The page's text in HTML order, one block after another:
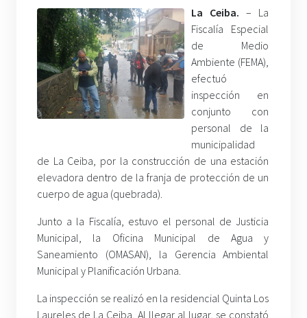
La Ceiba.– La
Fiscalía Especial
de Medio
Ambiente (FEMA),
efectuó
inspección en
conjunto con
personal de la
municipalidad
de La Ceiba, por la construcción de una estación
elevadora dentro de la franja de protección de un
cuerpo de agua (quebrada).
Junto a la Fiscalía, estuvo el personal de Justicia
Municipal, la Oficina Municipal de Agua y
Saneamiento (OMASAN), la Gerencia Ambiental
Municipal y Planificación Urbana.
La inspección se realizó en la residencial Quinta Los
Laureles de La Ceiba. Al llegar al lugar, se constató